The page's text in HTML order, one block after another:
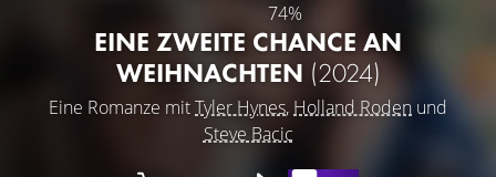
74%
EINE ZWEITE CHANCE AN
WEIHNACHTEN (2024)
Eine Romanze mitTyler Hynes, Holland Roden und
Steve Bacic